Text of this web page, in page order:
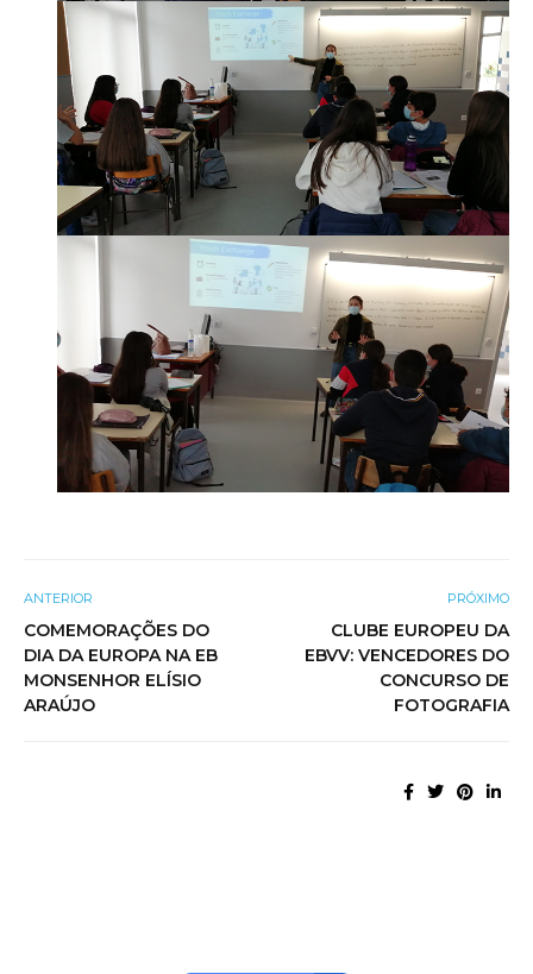
ANTERIOR
COMEMORAÇÕES DO
DIA DA EUROPA NA EB
MONSENHOR ELÍSIO
ARAÚJO
PRÓXIMO
CLUBE EUROPEU DA
EBVV: VENCEDORES DO
CONCURSO DE
FOTOGRAFIA